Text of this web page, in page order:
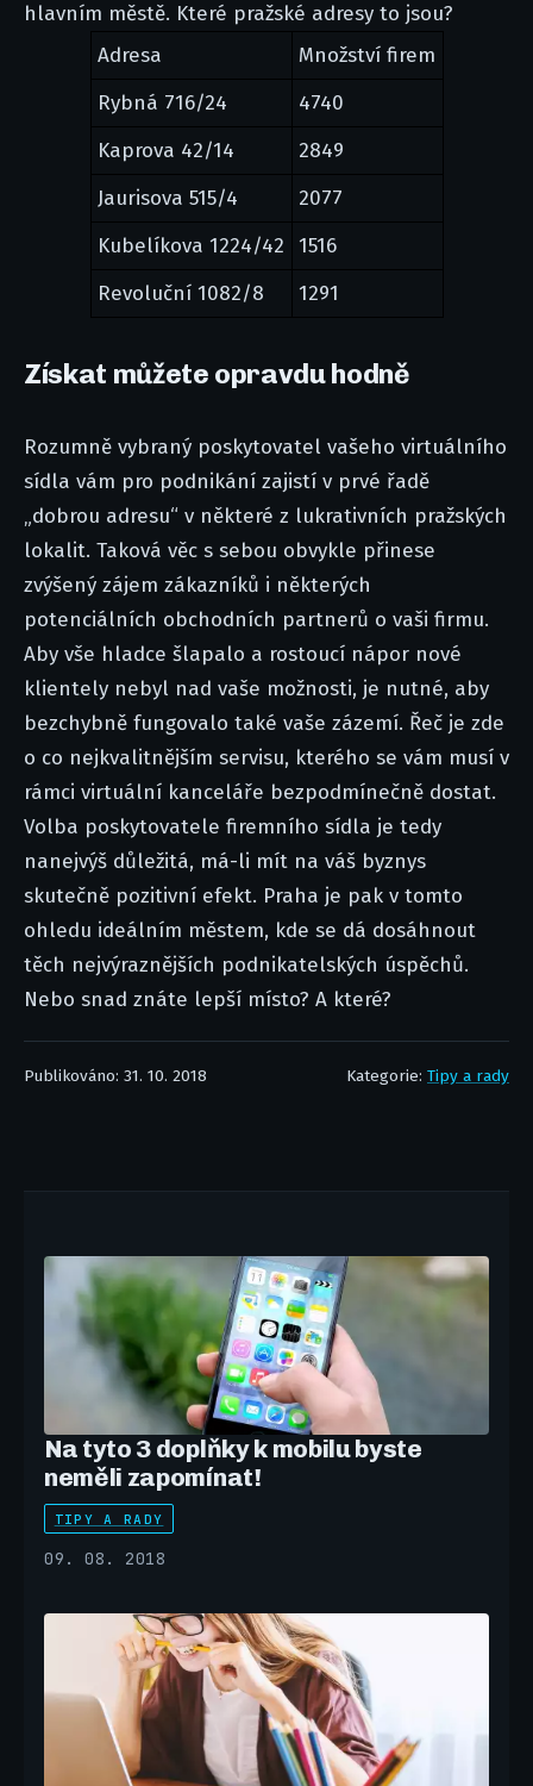
hlavním městě. Které pražské adresy to jsou?
Adresa
Množství firem
Rybná 716/24
4740
Kaprova 42/14
2849
Jaurisova 515/4
2077
Kubelíkova 1224/42
1516
Revoluční 1082/8
1291
Získat můžete opravdu hodně
Rozumně vybraný poskytovatel vašeho virtuálního
sídla vám pro podnikání zajistí v prvé řadě
„dobrou adresu“ v některé z lukrativních pražských
lokalit. Taková věc s sebou obvykle přinese
zvýšený zájem zákazníků i některých
potenciálních obchodních partnerů o vaši firmu.
Aby vše hladce šlapalo a rostoucí nápor nové
klientely nebyl nad vaše možnosti, je nutné, aby
bezchybně fungovalo také vaše zázemí. Řeč je zde
o co nejkvalitnějším servisu, kterého se vám musí v
rámci virtuální kanceláře bezpodmínečně dostat.
Volba poskytovatele firemního sídla je tedy
nanejvýš důležitá, má-li mít na váš byznys
skutečně pozitivní efekt. Praha je pak v tomto
ohledu ideálním městem, kde se dá dosáhnout
těch nejvýraznějších podnikatelských úspěchů.
Nebo snad znáte lepší místo? A které?
Publikováno: 31. 10. 2018 Kategorie: Tipy a rady
Na tyto 3 doplňky k mobilu byste
neměli zapomínat!
TIPY A RADY
09. 08. 2018